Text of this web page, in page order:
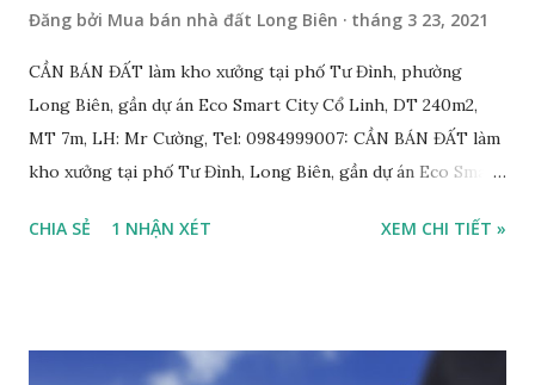
Đăng bởi Mua bán nhà đất Long Biên tháng 3 23, 2021
CẦN BÁN ĐẤT làm kho xưởng tại phố Tư Đình, phường
Long Biên, gần dự án Eco Smart City Cổ Linh, DT 240m2,
MT 7m, LH: Mr Cường, Tel: 0984999007: CẦN BÁN ĐẤT làm
kho xưởng tại phố Tư Đình, Long Biên, gần dự án Eco Smart
nằm trên mặt ngõ thông, đường rộng 8m, 2 ô tô tránh nhau;
bán: 17,5 tỷ, có thương lượng với khách thiện chí mua nhanh;
CHIA SẺ 1 NHẬN XÉT XEM CHI TIẾT »